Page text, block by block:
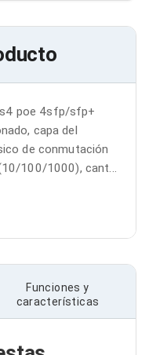
poe 4sfp/sfp+
capa del
de conmutación
100/1000), cant...
Funciones y
características